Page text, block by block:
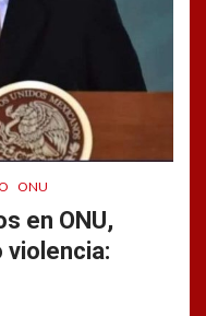
ONU
en ONU,
violencia: